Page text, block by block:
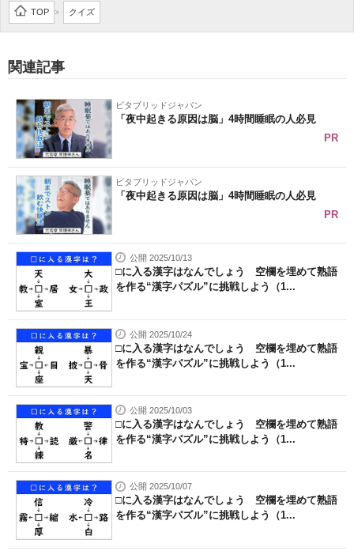
TOP > クイズ
関連記事
ビタブリッドジャパン
「夜中起きる原因は脳」4時間睡眠の人必見
PR
ビタブリッドジャパン
「夜中起きる原因は脳」4時間睡眠の人必見
PR
公開 2025/10/13
□に入る漢字はなんでしょう 空欄を埋めて熟語
を作る“漢字パズル”に挑戦しよう（1...
公開 2025/10/24
□に入る漢字はなんでしょう 空欄を埋めて熟語
を作る“漢字パズル”に挑戦しよう（1...
公開 2025/10/03
□に入る漢字はなんでしょう 空欄を埋めて熟語
を作る“漢字パズル”に挑戦しよう（1...
公開 2025/10/07
□に入る漢字はなんでしょう 空欄を埋めて熟語
を作る“漢字パズル”に挑戦しよう（1...